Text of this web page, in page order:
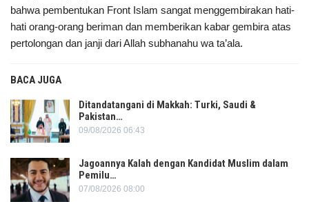
bahwa pembentukan Front Islam sangat menggembirakan hati-
hati orang-orang beriman dan memberikan kabar gembira atas
pertolongan dan janji dari Allah subhanahu wa ta’ala.
BACA JUGA
Ditandatangani di Makkah: Turki, Saudi &
Pakistan…
09/08/2026 06:43
Jagoannya Kalah dengan Kandidat Muslim dalam
Pemilu…
07/08/2026 08:00